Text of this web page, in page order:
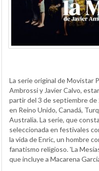
La serie original de Movistar
Ambrossi y Javier Calvo,
partir del 3 de septiembre de
en Reino Unido, Canadá,
Australia. La serie, que
seleccionada en festivales
la vida de Enric, un hombre
fanatismo religioso. 'La
que incluye a Macarena